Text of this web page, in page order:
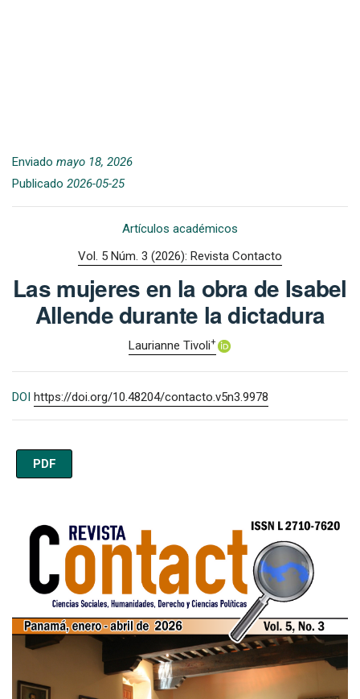
Enviado mayo 18, 2026
Publicado 2026-05-25
Artículos académicos
Vol. 5 Núm. 3 (2026): Revista Contacto
Las mujeres en la obra de Isabel
Allende durante la dictadura
Laurianne Tivoli+
DOI https://doi.org/10.48204/contacto.v5n3.9978
PDF
Imagen de portada